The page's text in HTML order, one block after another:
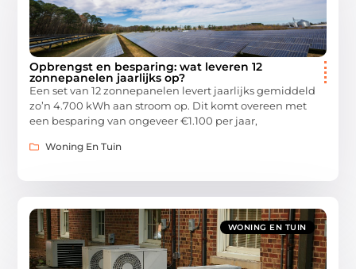
Opbrengst en besparing: wat leveren 12
zonnepanelen jaarlijks op?
Een set van 12 zonnepanelen levert jaarlijks gemiddeld
zo’n 4.700 kWh aan stroom op. Dit komt overeen met
een besparing van ongeveer €1.100 per jaar,
Woning En Tuin
WONING EN TUIN